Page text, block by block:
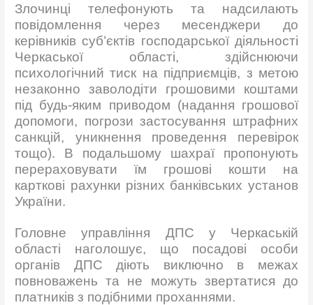
Злочинці телефонують та надсилають
повідомлення через месенджери до
керівників суб’єктів господарської діяльності
Черкаської області, здійснюючи
психологічний тиск на підприємців, з метою
незаконно заволодіти грошовими коштами
під будь-яким приводом (надання грошової
допомоги, погрози застосування штрафних
санкцій, уникнення проведення перевірок
тощо). В подальшому шахраї пропонують
перераховувати їм грошові кошти на
карткові рахунки різних банківських установ
України.
Головне управління ДПС у Черкаській
області наголошує, що посадові особи
органів ДПС діють виключно в межах
повноважень та не можуть звертатися до
платників з подібними проханнями.